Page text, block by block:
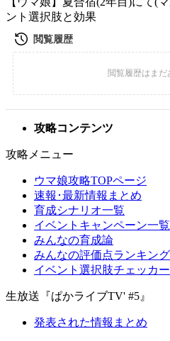
ント選択肢と効果
攻略コンテンツ
攻略メニュー
ウマ娘攻略TOPページ
速報･最新情報まとめ
育成シナリオ一覧
イベントキャンペーン一覧
みんなの育成論
みんなの評価点ランキング
イベント選択肢チェッカー
生放送『ぱかライブTV' #5』
発表された情報まとめ